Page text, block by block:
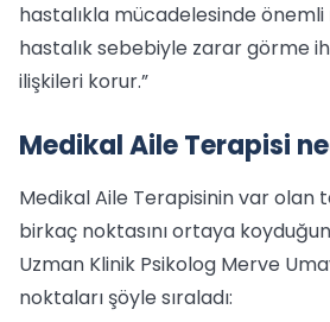
hastalıkla mücadelesinde
hastalık sebebiyle zarar görme
ilişkileri korur.”
Medikal Aile Terapisi
Medikal Aile Terapisinin var olan
birkaç noktasını ortaya
Uzman Klinik Psikolog Merve
noktaları şöyle sıraladı: